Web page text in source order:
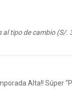
al tipo de cambio (S/.
Alta!! Súper